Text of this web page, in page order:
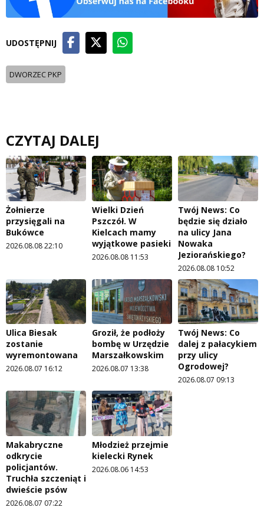
UDOSTĘPNIJ
DWORZEC PKP
CZYTAJ DALEJ
Żołnierze
przysięgali na
Bukówce
2026.08.08 22:10
Wielki Dzień
Pszczół. W
Kielcach mamy
wyjątkowe pasieki
2026.08.08 11:53
Twój News: Co
będzie się działo
na ulicy Jana
Nowaka
Jeziorańskiego?
2026.08.08 10:52
Ulica Biesak
zostanie
wyremontowana
2026.08.07 16:12
Groził, że podłoży
bombę w Urzędzie
Marszałkowskim
2026.08.07 13:38
Twój News: Co
dalej z pałacykiem
przy ulicy
Ogrodowej?
2026.08.07 09:13
Makabryczne
odkrycie
policjantów.
Truchła szczeniąt i
dwieście psów
2026.08.07 07:22
Młodzież przejmie
kielecki Rynek
2026.08.06 14:53